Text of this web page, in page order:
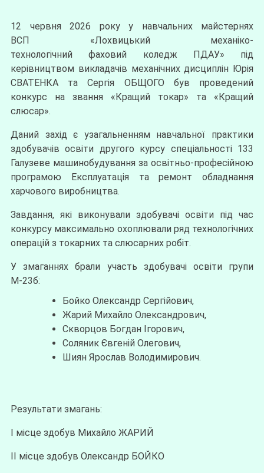
12 червня 2026 року у навчальних майстернях
ВСП «Лохвицький механіко-
технологічний фаховий коледж ПДАУ» під
керівництвом викладачів механічних дисциплін Юрія
СВАТЕНКА та Сергія ОБЩОГО був проведений
конкурс на звання «Кращий токар» та «Кращий
слюсар».
Даний захід є узагальненням навчальної практики
здобувачів освіти другого курсу спеціальності 133
Галузеве машинобудування за освітньо-професійною
програмою Експлуатація та ремонт обладнання
харчового виробництва.
Завдання, які виконували здобувачі освіти під час
конкурсу максимально охоплювали ряд технологічних
операцій з токарних та слюсарних робіт.
У змаганнях брали участь здобувачі освіти групи
М-23б:
Бойко Олександр Сергійович,
Жарий Михайло Олександрович,
Скворцов Богдан Ігорович,
Соляник Євгеній Олегович,
Шиян Ярослав Володимирович.
Результати змагань:
І місце здобув Михайло ЖАРИЙ
ІІ місце здобув Олександр БОЙКО